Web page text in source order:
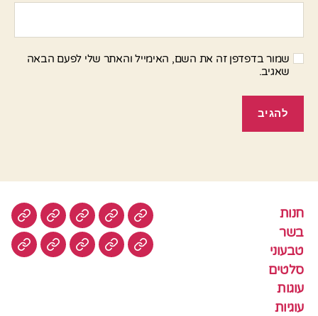
שמור בדפדפן זה את השם, האימייל והאתר שלי לפעם הבאה
שאגיב.
חנות
בשר
טבעוני
סלטים
עוגות
עוגיות
חנות בשר טבעוניסלטים
עוגיותעוף צמחונידגים